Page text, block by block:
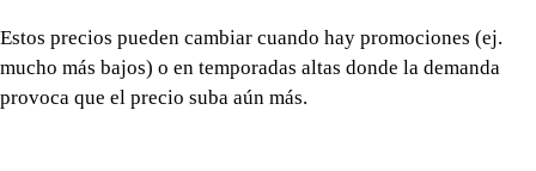
Estos precios pueden cambiar cuando hay promociones (ej.
mucho más bajos) o en temporadas altas donde la demanda
provoca que el precio suba aún más.